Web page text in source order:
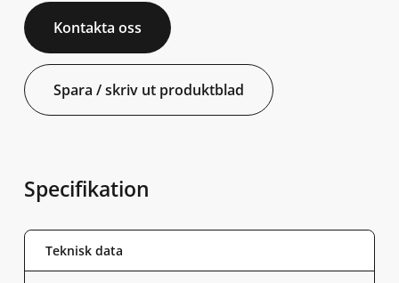
Kontakta oss
Spara / skriv ut produktblad
Specifikation
Teknisk data